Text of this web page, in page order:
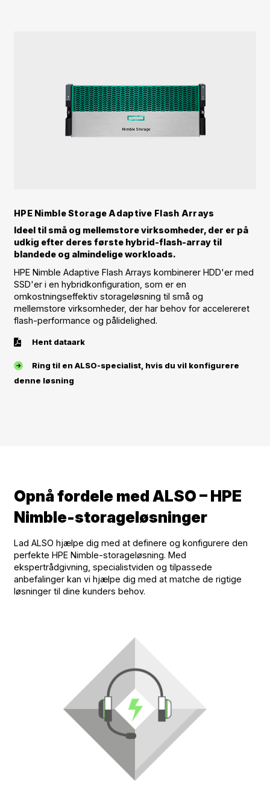
HPE Nimble Storage Adaptive Flash Arrays
Ideel til små og mellemstore virksomheder, der er på
udkig efter deres første hybrid-flash-array til
blandede og almindelige workloads.
HPE Nimble Adaptive Flash Arrays kombinerer HDD'er med
SSD'er i en hybridkonfiguration, som er en
omkostningseffektiv storageløsning til små og
mellemstore virksomheder, der har behov for accelereret
flash-performance og pålidelighed.
Hent dataark
Ring til en ALSO-specialist, hvis du vil konfigurere
denne løsning
Opnå fordele med ALSO – HPE
Nimble-storageløsninger
Lad ALSO hjælpe dig med at definere og konfigurere den
perfekte HPE Nimble-storageløsning. Med
ekspertrådgivning, specialistviden og tilpassede
anbefalinger kan vi hjælpe dig med at matche de rigtige
løsninger til dine kunders behov.